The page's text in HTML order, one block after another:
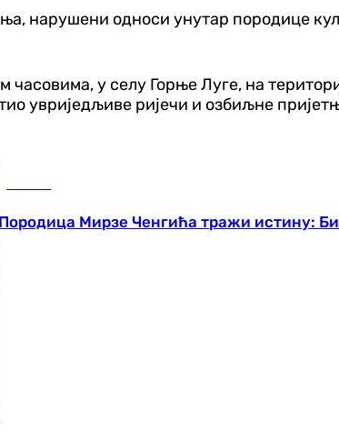
нарушени односи унутар породице
у селу Горње Луге, на
увриједљиве ријечи и озбиљне
Породица Мирзе Ченгића тражи истину: